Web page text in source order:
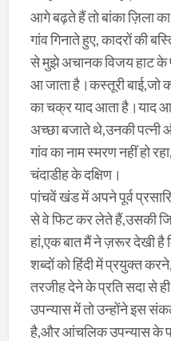
आगे बढ़ते हैं तो बांका ज़िला
गांव गिनाते हुए, कादरों की
से मुझे अचानक विजय हाट के
आ जाता है।कस्तूरी बाई,जो
का चक्र याद आता है।याद
अच्छा बजाते थे,उनकी पत्नी
गांव का नाम स्मरण नहीं हो
चंदाडीह के दक्षिण।
पांचवें खंड में अपने पूर्व
से वे फिट कर लेते हैं,उसकी
हां,एक बात मैं ने ज़रूर देखी
शब्दों को हिंदी में प्रयुक्त
तरजीह देने के प्रति सदा से
उपन्यास में तो उन्होंने इस
है,और आंचलिक उपन्यास के